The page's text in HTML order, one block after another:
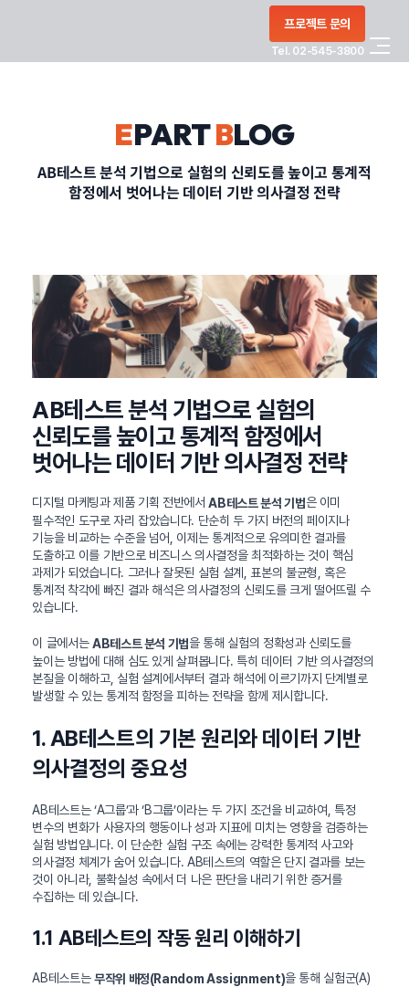
프로젝트 문의
Tel. 02-545-3800
PORTFOLIO
CONTACT
정부지원사업
EPARTBLOG
AB테스트 분석 기법으로 실험의 신뢰도를 높이고 통계적
함정에서 벗어나는 데이터 기반 의사결정 전략
AB테스트 분석 기법으로 실험의
신뢰도를 높이고 통계적 함정에서
벗어나는 데이터 기반 의사결정 전략
디지털 마케팅과 제품 기획 전반에서AB테스트 분석 기법은 이미
필수적인 도구로 자리 잡았습니다. 단순히 두 가지 버전의 페이지나
기능을 비교하는 수준을 넘어, 이제는 통계적으로 유의미한 결과를
도출하고 이를 기반으로 비즈니스 의사결정을 최적화하는 것이 핵심
과제가 되었습니다. 그러나 잘못된 실험 설계, 표본의 불균형, 혹은
통계적 착각에 빠진 결과 해석은 의사결정의 신뢰도를 크게 떨어뜨릴 수
있습니다.
이 글에서는AB테스트 분석 기법을 통해 실험의 정확성과 신뢰도를
높이는 방법에 대해 심도 있게 살펴봅니다. 특히 데이터 기반 의사결정의
본질을 이해하고, 실험 설계에서부터 결과 해석에 이르기까지 단계별로
발생할 수 있는 통계적 함정을 피하는 전략을 함께 제시합니다.
1. AB테스트의 기본 원리와 데이터 기반
의사결정의 중요성
AB테스트는 ‘A그룹’과 ‘B그룹’이라는 두 가지 조건을 비교하여, 특정
변수의 변화가 사용자의 행동이나 성과 지표에 미치는 영향을 검증하는
실험 방법입니다. 이 단순한 실험 구조 속에는 강력한 통계적 사고와
의사결정 체계가 숨어 있습니다. AB테스트의 역할은 단지 결과를 보는
것이 아니라, 불확실성 속에서 더 나은 판단을 내리기 위한 증거를
수집하는 데 있습니다.
1.1 AB테스트의 작동 원리 이해하기
AB테스트는무작위 배정(Random Assignment)을 통해 실험군(A)